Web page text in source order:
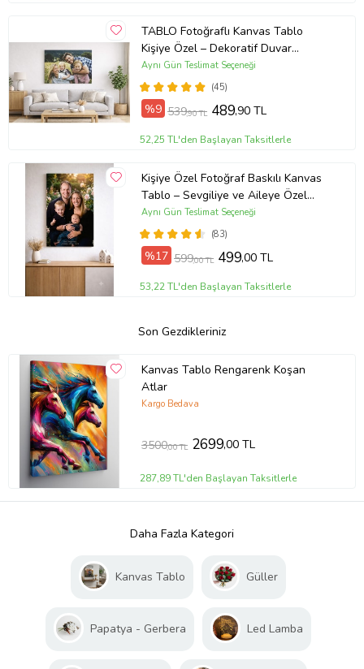
TABLO Fotoğraflı Kanvas Tablo
Kişiye Özel – Dekoratif Duvar
Tablosu (ÇokluRenk)
(45)
Aynı Gün Teslimat Seçeneği
%9 539,90 TL 489,90 TL
52,25 TL'den Başlayan Taksitlerle
Kişiye Özel Fotoğraf Baskılı Kanvas
Tablo – Sevgiliye ve Aileye Özel
Hediye (ÇokluRenk)
(83)
Aynı Gün Teslimat Seçeneği
%17 599,00 TL 499,00 TL
53,22 TL'den Başlayan Taksitlerle
Son Gezdikleriniz
Kanvas Tablo Rengarenk Koşan
Atlar
Kargo Bedava
3500,00 TL 2699,00 TL
287,89 TL'den Başlayan Taksitlerle
Daha Fazla Kategori
Kanvas Tablo Güller
Papatya - Gerbera Led Lamba